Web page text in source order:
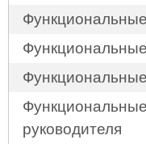
руководителя